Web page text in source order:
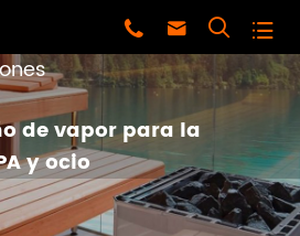
   
de vapor para la
y ocio